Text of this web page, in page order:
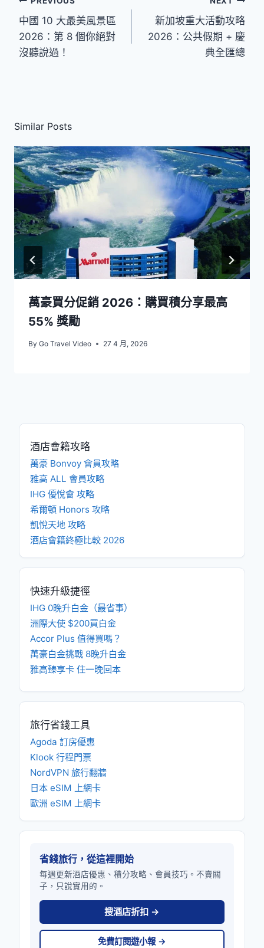
章
導
中國 10 大最美風景區
2026：第 8 個你絕對
沒聽說過！
新加坡重大活動攻略
2026：公共假期 + 慶
典全匯總
Similar Posts
萬豪買分促銷 2026：購買積分享最高
55% 獎勵
By Go Travel Video 27 4 月, 2026
酒店會籍攻略
萬豪 Bonvoy 會員攻略
雅高 ALL 會員攻略
IHG 優悅會 攻略
希爾頓 Honors 攻略
凱悅天地 攻略
酒店會籍終極比較 2026
快速升級捷徑
IHG 0晚升白金（最省事）
洲際大使 $200買白金
Accor Plus 值得買嗎？
萬豪白金挑戰 8晚升白金
雅高臻享卡 住一晚回本
旅行省錢工具
Agoda 訂房優惠
Klook 行程門票
NordVPN 旅行翻牆
日本 eSIM 上網卡
歐洲 eSIM 上網卡
省錢旅行，從這裡開始
每週更新酒店優惠、積分攻略、會員技巧。不賣關
子，只說實用的。
搜酒店折扣 →
免費訂閱遊小報 →